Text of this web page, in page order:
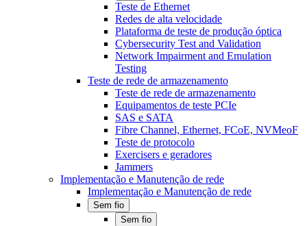
Teste de Ethernet
Redes de alta velocidade
Plataforma de teste de produção óptica
Cybersecurity Test and Validation
Network Impairment and Emulation
Testing
Teste de rede de armazenamento
Teste de rede de armazenamento
Equipamentos de teste PCIe
SAS e SATA
Fibre Channel, Ethernet, FCoE, NVMeoF
Teste de protocolo
Exercisers e geradores
Jammers
Implementação e Manutenção de rede
Implementação e Manutenção de rede
Sem fio
Sem fio